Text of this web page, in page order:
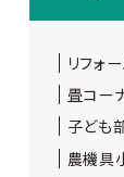
リフォ
畳コー
子ども
農機具